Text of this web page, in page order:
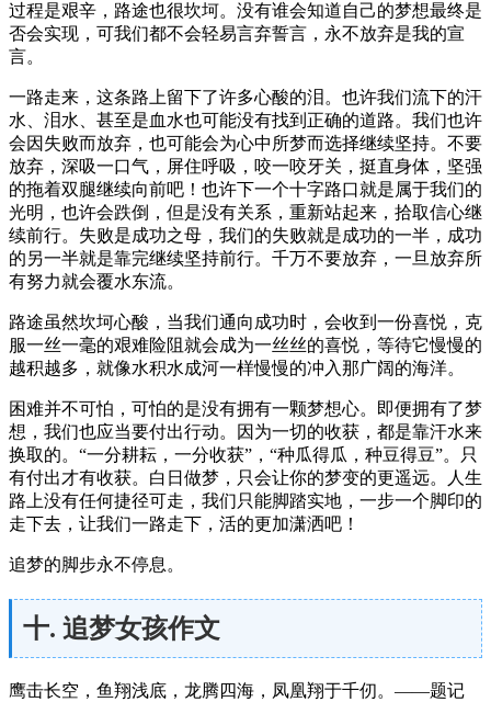
过程是艰辛，路途也很坎坷。没有谁会知道自己的梦想最终是
否会实现，可我们都不会轻易言弃誓言，永不放弃是我的宣
言。
一路走来，这条路上留下了许多心酸的泪。也许我们流下的汗
水、泪水、甚至是血水也可能没有找到正确的道路。我们也许
会因失败而放弃，也可能会为心中所梦而选择继续坚持。不要
放弃，深吸一口气，屏住呼吸，咬一咬牙关，挺直身体，坚强
的拖着双腿继续向前吧！也许下一个十字路口就是属于我们的
光明，也许会跌倒，但是没有关系，重新站起来，拾取信心继
续前行。失败是成功之母，我们的失败就是成功的一半，成功
的另一半就是靠完继续坚持前行。千万不要放弃，一旦放弃所
有努力就会覆水东流。
路途虽然坎坷心酸，当我们通向成功时，会收到一份喜悦，克
服一丝一毫的艰难险阻就会成为一丝丝的喜悦，等待它慢慢的
越积越多，就像水积水成河一样慢慢的冲入那广阔的海洋。
困难并不可怕，可怕的是没有拥有一颗梦想心。即便拥有了梦
想，我们也应当要付出行动。因为一切的收获，都是靠汗水来
换取的。“一分耕耘，一分收获”，“种瓜得瓜，种豆得豆”。只
有付出才有收获。白日做梦，只会让你的梦变的更遥远。人生
路上没有任何捷径可走，我们只能脚踏实地，一步一个脚印的
走下去，让我们一路走下，活的更加潇洒吧！
追梦的脚步永不停息。
十. 追梦女孩作文
鹰击长空，鱼翔浅底，龙腾四海，凤凰翔于千仞。——题记